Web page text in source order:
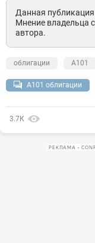
Данная
Мнение владельца
автора.
облигации А101
А101 облигации
3.7К
РЕКЛАМА •